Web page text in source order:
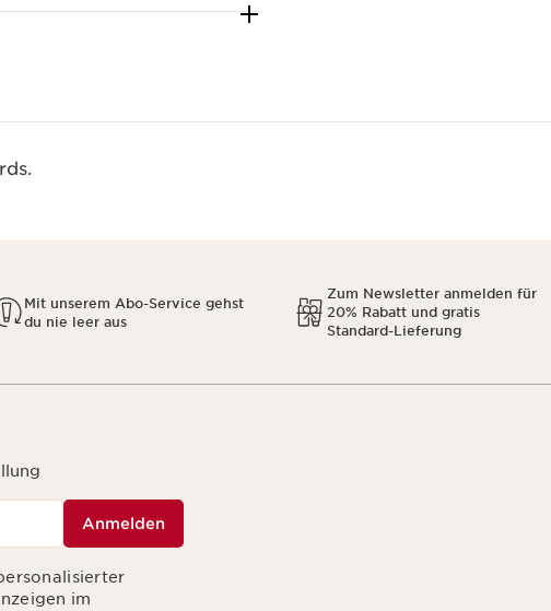
Mit unserem Abo-Service gehst
du nie leer aus
Zum Newsletter anmelden für
20% Rabatt und gratis
Standard-Lieferung
Anmelden
im